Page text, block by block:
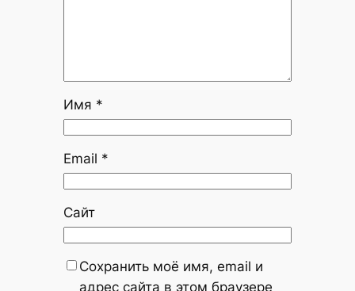
Имя *
Email *
Сайт
Сохранить моё имя, email и
адрес сайта в этом браузере